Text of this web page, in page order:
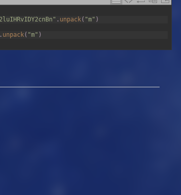
. unpack( "m" )
. unpack( "m" )